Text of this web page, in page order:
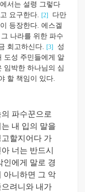
서는 설령 그렇다
요구한다. [2]
다만
등장한다. 에스겔
나라를 위한 파수
회고하신다. [3]
성
도성 주민들에게 알
임박한 하나님의 심
할 책임이 있다.
파수꾼으로
내 입의 말을
할지어다 가
너는 반드시
인에게 말로 경
아니하면 그 악
려니와 내가